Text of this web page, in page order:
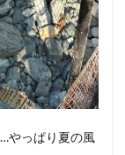
やっぱり夏の風